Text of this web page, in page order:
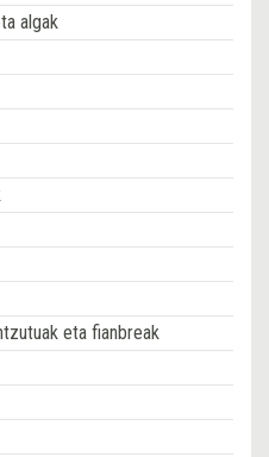
algak
eta fianbreak